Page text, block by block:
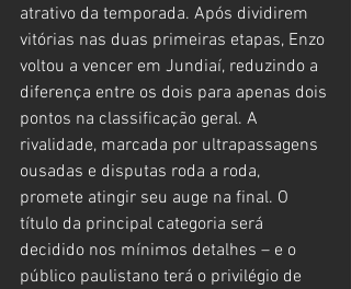
atrativo da temporada. Após dividirem
vitórias nas duas primeiras etapas, Enzo
voltou a vencer em Jundiaí, reduzindo a
diferença entre os dois para apenas dois
pontos na classificação geral. A
rivalidade, marcada por ultrapassagens
ousadas e disputas roda a roda,
promete atingir seu auge na final. O
título da principal categoria será
decidido nos mínimos detalhes – e o
público paulistano terá o privilégio de